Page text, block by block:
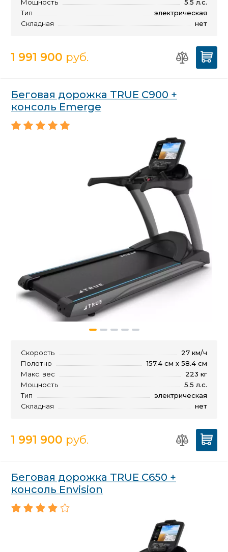
Мощность
5.5 л.с.
Тип
электрическая
Складная
нет
1 991 900 руб.
Беговая дорожка TRUE C900 +
консоль Emerge
Скорость
27 км/ч
Полотно
157.4 см x 58.4 см
Макс. вес
223 кг
Мощность
5.5 л.с.
Тип
электрическая
Складная
нет
1 991 900 руб.
Беговая дорожка TRUE C650 +
консоль Envision